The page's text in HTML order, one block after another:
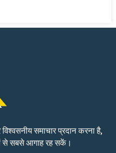
समाचार प्रदान करना है,
से सबसे आगाह रह सकें।